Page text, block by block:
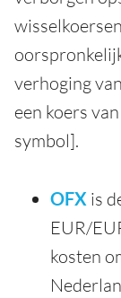
verhoging
een koers
symbol].
OFX is
EUR/
kosten